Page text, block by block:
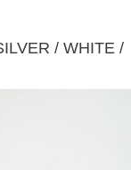
/ WHITE /